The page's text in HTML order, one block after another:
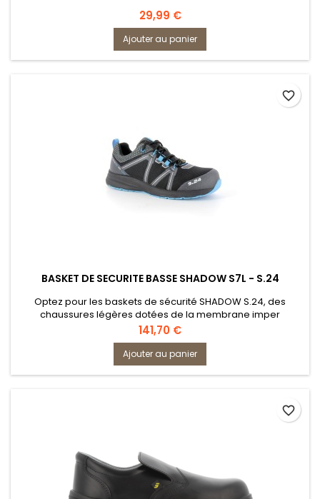
Prix
29,99 €
Ajouter au panier
BASKET DE SECURITE BASSE SHADOW S7L - S.24
Optez pour les baskets de sécurité SHADOW S.24, des
chaussures légères dotées de la membrane imper
respirante DRY-IN. Conformes à la norme EN 20345 S3 WR,
ces baskets offrent une combinaison parfaite de respirabilité
et d'imperméabilité grâce à leur tige spécialement conçue.
Avec un poids de seulement 470 grammes pour une
pointure 42, ces chaussures de...
Prix
141,70 €
Ajouter au panier
favorite_border
favorite_border